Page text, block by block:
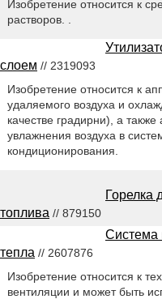
Изобретение относится к
растворов. .
слоем // 2319093
Изобретение относится к
удаляемого воздуха и
качестве градирни), а
увлажнения воздуха в
кондиционирования.
Горелка
топлива // 879150
Система
тепла // 2607876
Изобретение относится к
вентиляции и может быть